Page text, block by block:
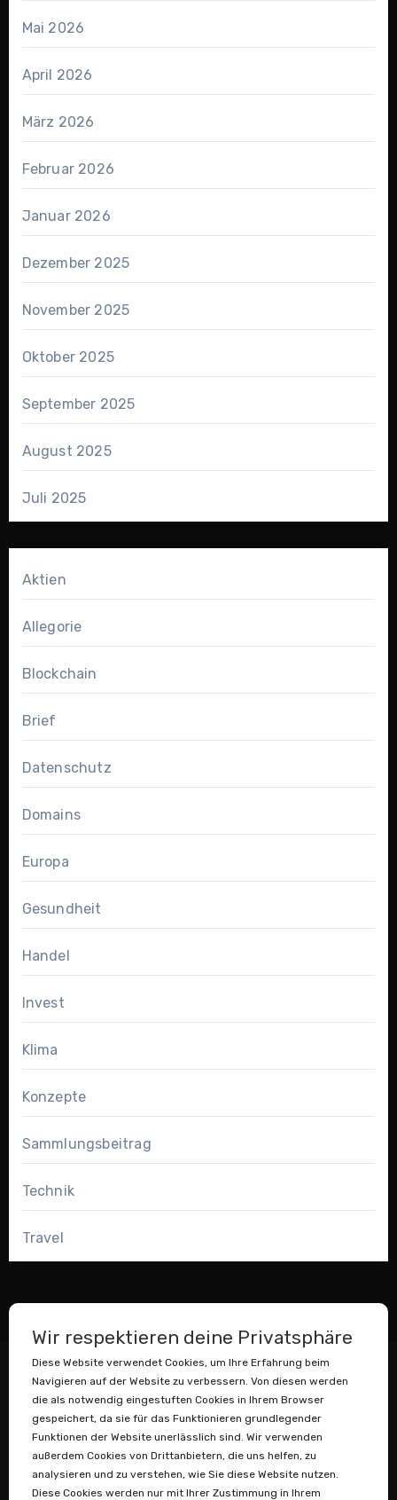
Mai 2026
April 2026
März 2026
Februar 2026
Januar 2026
Dezember 2025
November 2025
Oktober 2025
September 2025
August 2025
Juli 2025
Aktien
Allegorie
Blockchain
Brief
Datenschutz
Domains
Europa
Gesundheit
Handel
Invest
Klima
Konzepte
Sammlungsbeitrag
Technik
Travel
Datenstaubsauger
Wir respektieren deine Privatsphäre
Diese Website verwendet Cookies, um Ihre Erfahrung beim
Navigieren auf der Website zu verbessern. Von diesen werden
die als notwendig eingestuften Cookies in Ihrem Browser
gespeichert, da sie für das Funktionieren grundlegender
Funktionen der Website unerlässlich sind. Wir verwenden
außerdem Cookies von Drittanbietern, die uns helfen, zu
analysieren und zu verstehen, wie Sie diese Website nutzen.
Diese Cookies werden nur mit Ihrer Zustimmung in Ihrem